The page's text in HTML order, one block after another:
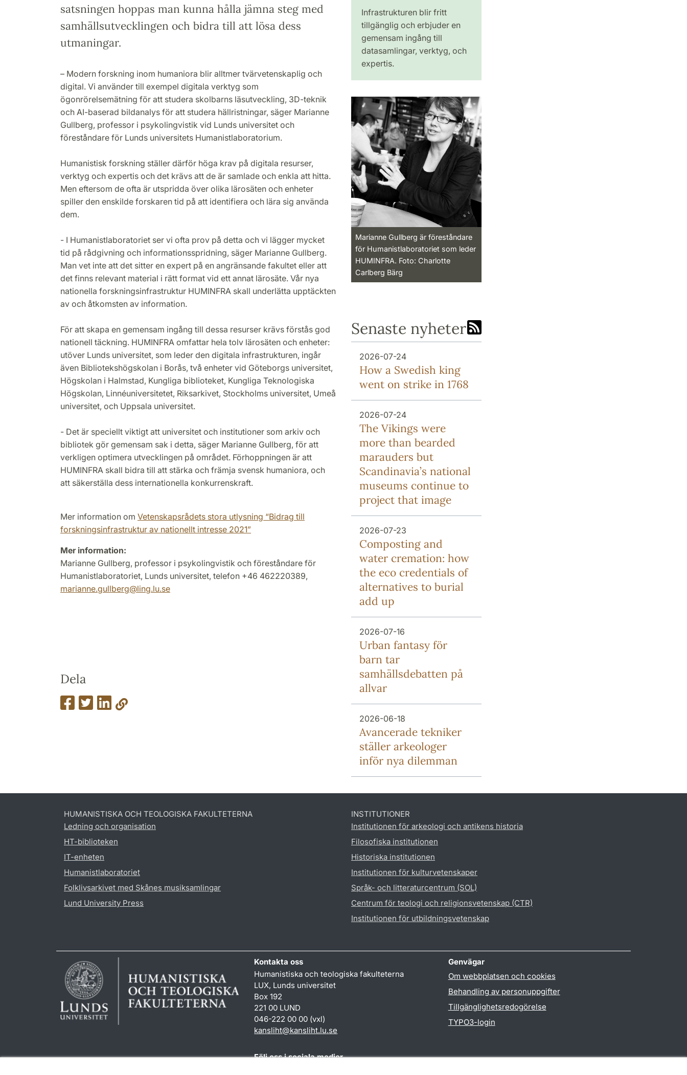
satsningen hoppas man kunna hålla jämna steg med
samhällsutvecklingen och bidra till att lösa dess
utmaningar.
– Modern forskning inom humaniora blir alltmer tvärvetenskaplig och
digital. Vi använder till exempel digitala verktyg som
ögonrörelsemätning för att studera skolbarns läsutveckling, 3D-teknik
och AI-baserad bildanalys för att studera hällristningar, säger Marianne
Gullberg, professor i psykolingvistik vid Lunds universitet och
föreståndare för Lunds universitets Humanistlaboratorium.
Humanistisk forskning ställer därför höga krav på digitala resurser,
verktyg och expertis och det krävs att de är samlade och enkla att hitta.
Men eftersom de ofta är utspridda över olika lärosäten och enheter
spiller den enskilde forskaren tid på att identifiera och lära sig använda
dem.
- I Humanistlaboratoriet ser vi ofta prov på detta och vi lägger mycket
tid på rådgivning och informationsspridning, säger Marianne Gullberg.
Man vet inte att det sitter en expert på en angränsande fakultet eller att
det finns relevant material i rätt format vid ett annat lärosäte. Vår nya
nationella forskningsinfrastruktur HUMINFRA skall underlätta upptäckten
av och åtkomsten av information.
För att skapa en gemensam ingång till dessa resurser krävs förstås god
nationell täckning. HUMINFRA omfattar hela tolv lärosäten och enheter:
utöver Lunds universitet, som leder den digitala infrastrukturen, ingår
även Bibliotekshögskolan i Borås, två enheter vid Göteborgs universitet,
Högskolan i Halmstad, Kungliga biblioteket, Kungliga Teknologiska
Högskolan, Linnéuniversitetet, Riksarkivet, Stockholms universitet, Umeå
universitet, och Uppsala universitet.
- Det är speciellt viktigt att universitet och institutioner som arkiv och
bibliotek gör gemensam sak i detta, säger Marianne Gullberg, för att
verkligen optimera utvecklingen på området. Förhoppningen är att
HUMINFRA skall bidra till att stärka och främja svensk humaniora, och
att säkerställa dess internationella konkurrenskraft.
Mer information om Vetenskapsrådets stora utlysning “Bidrag till
forskningsinfrastruktur av nationellt intresse 2021”
Mer information:
Marianne Gullberg, professor i psykolingvistik och föreståndare för
Humanistlaboratoriet, Lunds universitet, telefon +46 462220389,
marianne.gullberg@ling.lu.se
Dela
Infrastrukturen blir fritt
tillgänglig och erbjuder en
gemensam ingång till
datasamlingar, verktyg, och
expertis.
Marianne Gullberg är föreståndare
för Humanistlaboratoriet som leder
HUMINFRA. Foto: Charlotte
Carlberg Bärg
Senaste nyheter
2026-07-24
How a Swedish king
went on strike in 1768
2026-07-24
The Vikings were
more than bearded
marauders but
Scandinavia’s national
museums continue to
project that image
2026-07-23
Composting and
water cremation: how
the eco credentials of
alternatives to burial
add up
2026-07-16
Urban fantasy för
barn tar
samhällsdebatten på
allvar
2026-06-18
Avancerade tekniker
ställer arkeologer
inför nya dilemman
HUMANISTISKA OCH TEOLOGISKA FAKULTETERNA
Ledning och organisation
HT-biblioteken
IT-enheten
Humanistlaboratoriet
Folklivsarkivet med Skånes musiksamlingar
Lund University Press
INSTITUTIONER
Institutionen för arkeologi och antikens historia
Filosofiska institutionen
Historiska institutionen
Institutionen för kulturvetenskaper
Språk- och litteraturcentrum (SOL)
Centrum för teologi och religionsvetenskap (CTR)
Institutionen för utbildningsvetenskap
Kontakta oss
Humanistiska och teologiska fakulteterna
LUX, Lunds universitet
Box 192
221 00 LUND
046-222 00 00 (vxl)
kansliht@kansliht.lu.se
Genvägar
Om webbplatsen och cookies
Behandling av personuppgifter
Tillgänglighetsredogörelse
TYPO3-login
Följ oss i sociala medier